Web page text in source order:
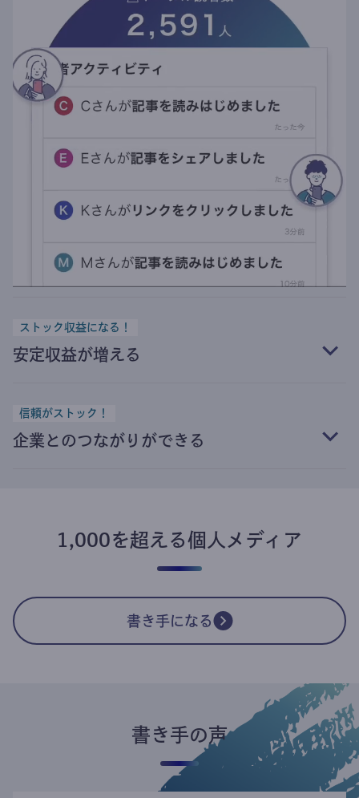
ストック収益になる！
安定収益が増える
信頼がストック！
企業とのつながりができる
1,000を超える個人メディア
書き手になる
書き手の声